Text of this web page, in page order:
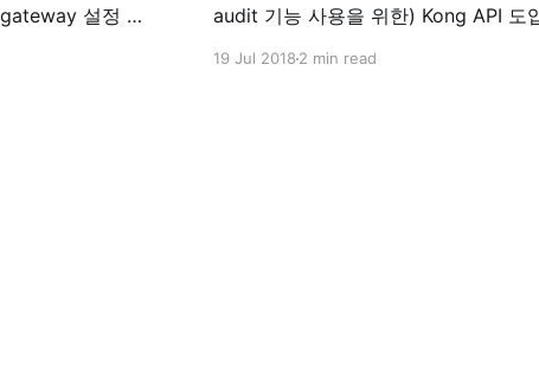
audit 기능 사용을 위한) Kong API 도
19 Jul 20182 min read